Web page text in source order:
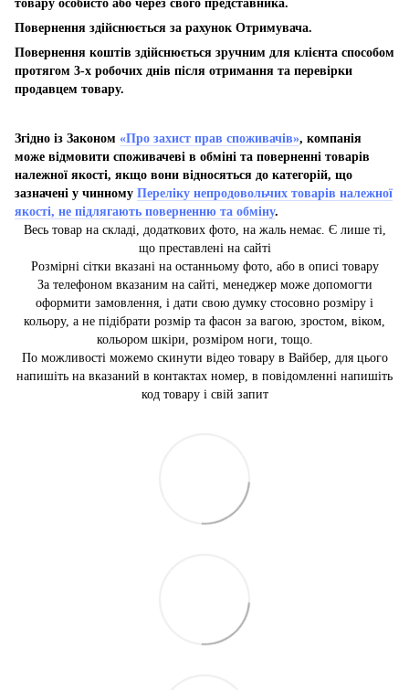
товару особисто або через свого представника.
Повернення здійснюється за рахунок Отримувача.
Повернення коштів здійснюється зручним для клієнта способом
протягом 3-х робочих днів після отримання та перевірки
продавцем товару.
Згідно із Законом «Про захист прав споживачів», компанія
може відмовити споживачеві в обміні та поверненні товарів
належної якості, якщо вони відносяться до категорій, що
зазначені у чинному Переліку непродовольчих товарів належної
якості, не підлягають поверненню та обміну.
Весь товар на складі, додаткових фото, на жаль немає. Є лише ті,
що преставлені на сайті
Розмірні сітки вказані на останньому фото, або в описі товару
За телефоном вказаним на сайті, менеджер може допомогти
оформити замовлення, і дати свою думку стосовно розміру і
кольору, а не підібрати розмір та фасон за вагою, зростом, віком,
кольором шкіри, розміром ноги, тощо.
По можливості можемо скинути відео товару в Вайбер, для цього
напишіть на вказаний в контактах номер, в повідомленні напишіть
код товару і свій запит